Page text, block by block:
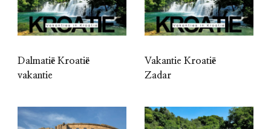
Dalmatië Kroatië
vakantie
Vakantie Kroatië
Zadar